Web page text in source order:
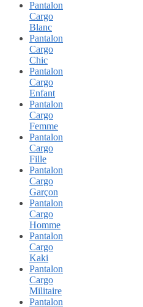
Pantalon
Cargo
Blanc
Pantalon
Cargo
Chic
Pantalon
Cargo
Enfant
Pantalon
Cargo
Femme
Pantalon
Cargo
Fille
Pantalon
Cargo
Garçon
Pantalon
Cargo
Homme
Pantalon
Cargo
Kaki
Pantalon
Cargo
Militaire
Pantalon